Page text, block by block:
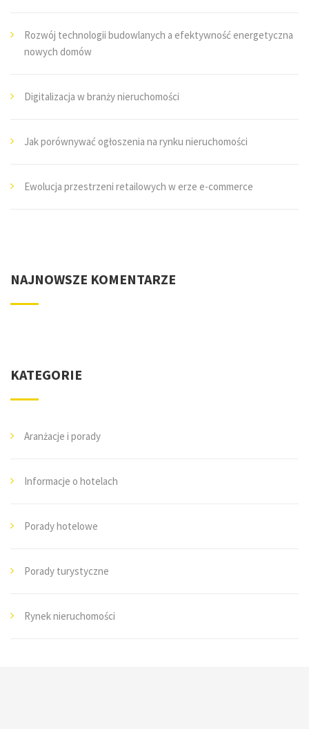
Rozwój technologii budowlanych a efektywność energetyczna
nowych domów
Digitalizacja w branży nieruchomości
Jak porównywać ogłoszenia na rynku nieruchomości
Ewolucja przestrzeni retailowych w erze e-commerce
NAJNOWSZE KOMENTARZE
KATEGORIE
Aranżacje i porady
Informacje o hotelach
Porady hotelowe
Porady turystyczne
Rynek nieruchomości